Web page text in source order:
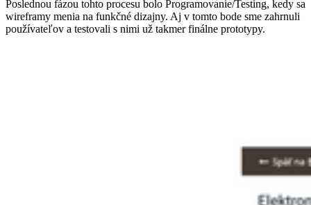
Poslednou fázou tohto procesu bolo Programovanie/Testing, kedy sa
wireframy menia na funkčné dizajny. Aj v tomto bode sme zahrnuli
používateľov a testovali s nimi už takmer finálne prototypy.